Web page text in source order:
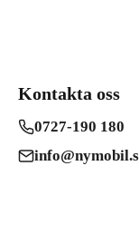
Kontakta oss
0727-190 180